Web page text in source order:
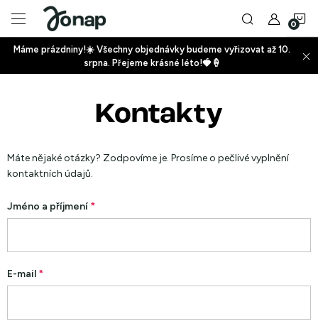
obsah
+
Máme prázdniny!☀️ Všechny objednávky budeme vyřizovat až 10.
srpna. Přejeme krásné léto!🍓🍦
Kontakty
Máte nějaké otázky? Zodpovíme je. Prosíme o pečlivé vyplnění
kontaktních údajů.
Jméno a příjmení
E-mail